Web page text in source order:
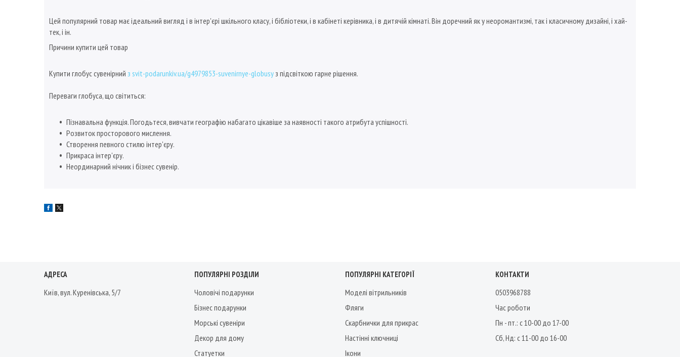
Цей популярний товар має ідеальний вигляд і в інтер'єрі шкільного класу, і бібліотеки, і в кабінеті керівника, і в дитячій кімнаті. Він доречний як у неоромантизмі, так і класичному дизайні, і хай-
тек, і ін.
Причини купити цей товар
Купити глобус сувенірний з svit-podarunkiv.ua/g4979853-suvenirnye-globusyз підсвіткою гарне рішення.
Переваги глобуса, що світиться:
Пізнавальна функція. Погодьтеся, вивчати географію набагато цікавіше за наявності такого атрибута успішності.
Розвиток просторового мислення.
Створення певного стилю інтер'єру.
Прикраса інтер'єру.
Неординарний нічник і бізнес сувенір.
АДРЕСА
Київ, вул. Куренівська, 5/7
ПОПУЛЯРНІ РОЗДІЛИ
Чоловічі подарунки
Бізнес подарунки
Морські сувеніри
Декор для дому
Статуетки
ПОПУЛЯРНІ КАТЕГОРІЇ
Моделі вітрильників
Фляги
Скарбнички для прикрас
Настінні ключниці
Ікони
КОНТАКТИ
0503968788
Час роботи
Пн - пт.: с 10-00 до 17-00
Сб, Нд: с 11-00 до 16-00